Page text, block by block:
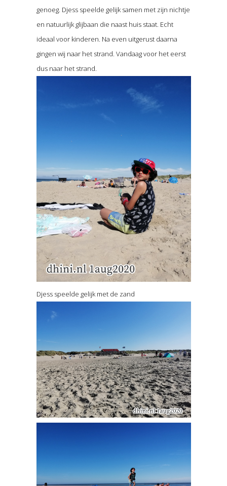
genoeg. Djess speelde gelijk samen met zijn nichtje
en natuurlijk glijbaan die naast huis staat. Echt
ideaal voor kinderen. Na even uitgerust daarna
gingen wij naar het strand. Vandaag voor het eerst
dus naar het strand.
Djess speelde gelijk met de zand